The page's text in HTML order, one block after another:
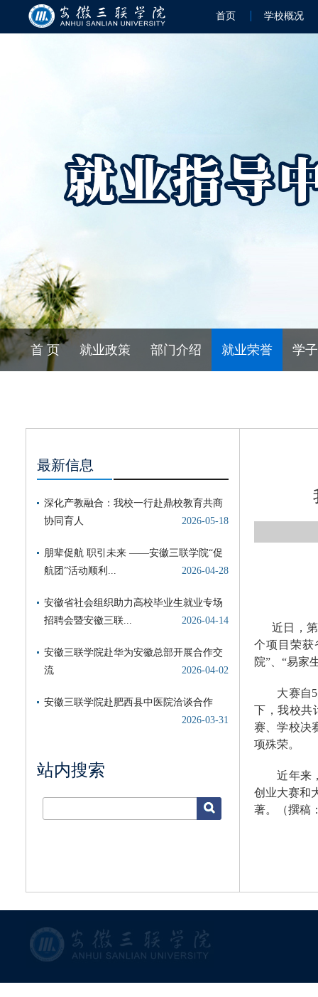
首页 学校概况
首 页 就业政策 部门介绍 就业荣誉 学
最新信息
站内搜索
近日，第
个项目荣获
院”、“易家
大赛自5月
下，我校共
赛、学校决
项殊荣。
近年来，
创业大赛和
著。（撰稿